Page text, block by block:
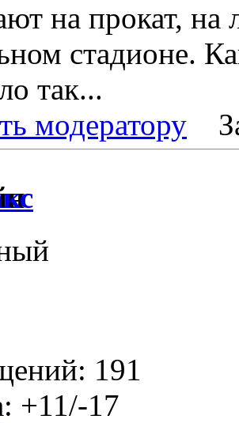
на прокат, на
стадионе.
так...
модератору
191
+11/-17